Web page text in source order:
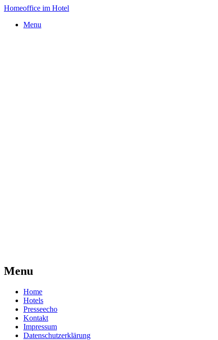
Homeoffice im Hotel
Menu
Menu
Home
Hotels
Presseecho
Kontakt
Impressum
Datenschutzerklärung